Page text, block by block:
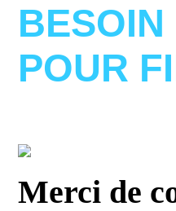
BESOIN
POUR
Merci de